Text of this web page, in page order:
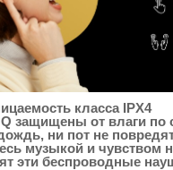
класса IPX4
защищены от влаги по
ни пот не
музыкой и чувством
эти беспроводные